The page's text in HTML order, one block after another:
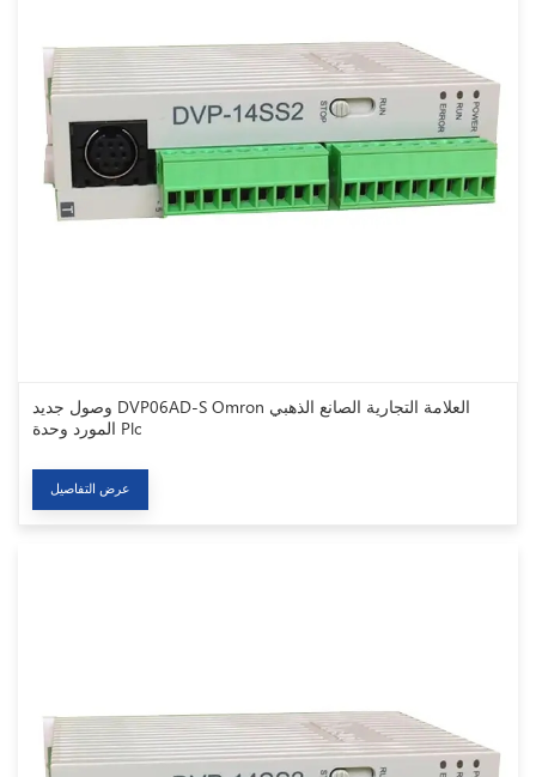
وصول جديد DVP06AD-S Omron العلامة التجارية الصانع الذهبي
المورد وحدة Plc
عرض التفاصيل